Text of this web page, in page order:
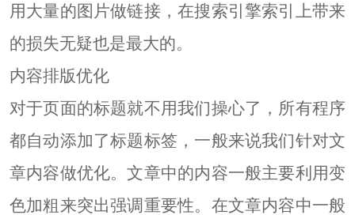
用大量的图片做链接，在搜索引擎索引上带来
的损失无疑也是最大的。
内容排版优化
对于页面的标题就不用我们操心了，所有程序
都自动添加了标题标签，一般来说我们针对文
章内容做优化。文章中的内容一般主要利用变
色加粗来突出强调重要性。在文章内容中一般